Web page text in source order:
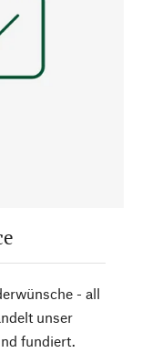
- all
unser
fundiert.